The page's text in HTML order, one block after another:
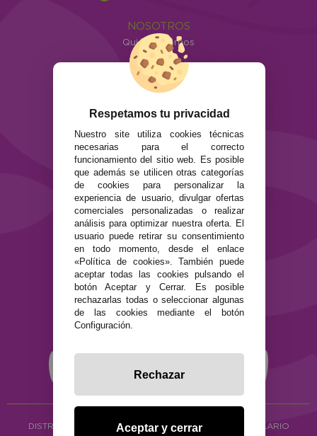
NOSOTROS
Quiénes somos
Info
ATENCIÓN AL CLIENTE
Formas de pago
Preguntas Frecuentes
Contacto
SEGURIDAD Y PRIVACIDAD
Términos y condiciones de uso
Política de privacidad
Política de cookies
DISTRIBUCIÓN ALIMENTACIÓN ECOLÓGICA Y HERBOLARIO
Respetamos tu privacidad
Nuestro site utiliza cookies técnicas
necesarias para el correcto
funcionamiento del sitio web. Es posible
que además se utilicen otras categorías
de cookies para personalizar la
experiencia de usuario, divulgar ofertas
comerciales personalizadas o realizar
análisis para optimizar nuestra oferta. El
usuario puede retirar su consentimiento
en todo momento, desde el enlace
«Política de cookies». También puede
aceptar todas las cookies pulsando el
botón Aceptar y Cerrar. Es posible
rechazarlas todas o seleccionar algunas
de las cookies mediante el botón
Configuración.
Rechazar
Aceptar y cerrar